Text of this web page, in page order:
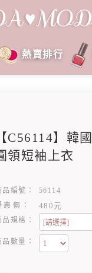
熱賣排行
【C56114】韓
領短袖上衣
品編號：
56114
惠價：
480元
品規格：
品數量：